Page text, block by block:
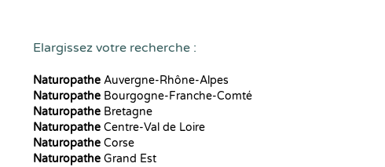
Elargissez votre recherche :
Naturopathe Auvergne-Rhône-Alpes
Naturopathe Bourgogne-Franche-Comté
Naturopathe Bretagne
Naturopathe Centre-Val de Loire
Naturopathe Corse
Naturopathe Grand Est